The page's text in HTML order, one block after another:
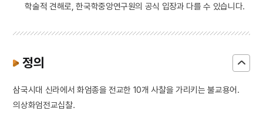
학술적 견해로, 한국학중앙연구원의 공식 입장과 다를 수 있습니다.
정의
삼국시대 신라에서 화엄종을 전교한 10개 사찰을 가리키는 불교용어.
의상화엄전교십찰.